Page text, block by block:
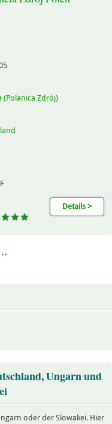
(Polanica Zdrój)
Details >
››
Ungarn und
oder der Slowakei. Hier